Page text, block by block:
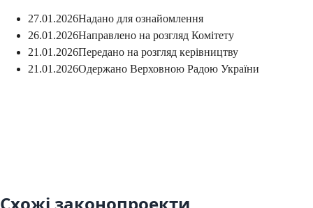
27.01.2026Надано для ознайомлення
26.01.2026Направлено на розгляд Комітету
21.01.2026Передано на розгляд керівництву
21.01.2026Одержано Верховною Радою України
Схожі законопроекти